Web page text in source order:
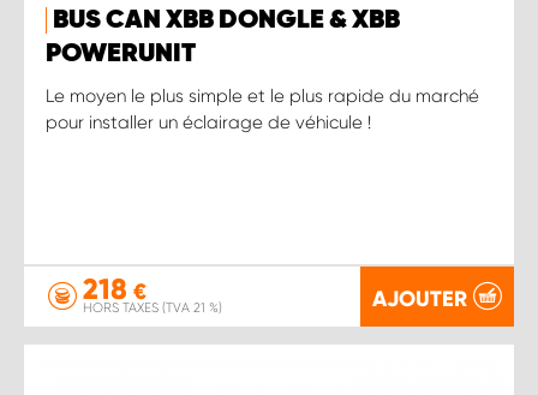
BUS CAN XBB DONGLE & XBB
POWERUNIT
Le moyen le plus simple et le plus rapide du marché
pour installer un éclairage de véhicule !
218 €
HORS TAXES (TVA 21 %) AJOUTER